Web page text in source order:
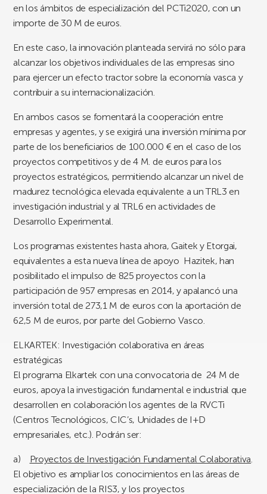
en los ámbitos de especialización del PCTi2020, con un
importe de 30 M de euros.
En este caso, la innovación planteada servirá no sólo para
alcanzar los objetivos individuales de las empresas sino
para ejercer un efecto tractor sobre la economía vasca y
contribuir a su internacionalización.
En ambos casos se fomentará la cooperación entre
empresas y agentes, y se exigirá una inversión mínima por
parte de los beneficiarios de 100.000 € en el caso de los
proyectos competitivos y de 4 M. de euros para los
proyectos estratégicos, permitiendo alcanzar un nivel de
madurez tecnológica elevada equivalente a un TRL3 en
investigación industrial y al TRL6 en actividades de
Desarrollo Experimental.
Los programas existentes hasta ahora, Gaitek y Etorgai,
equivalentes a esta nueva línea de apoyo Hazitek, han
posibilitado el impulso de 825 proyectos con la
participación de 957 empresas en 2014, y apalancó una
inversión total de 273,1 M de euros con la aportación de
62,5 M de euros, por parte del Gobierno Vasco.
ELKARTEK: Investigación colaborativa en áreas
estratégicas
El programa Elkartek con una convocatoria de 24 M de
euros, apoya la investigación fundamental e industrial que
desarrollen en colaboración los agentes de la RVCTi
(Centros Tecnológicos, CIC’s, Unidades de I+D
empresariales, etc.). Podrán ser:
a) Proyectos de Investigación Fundamental Colaborativa.
El objetivo es ampliar los conocimientos en las áreas de
especialización de la RIS3, y los proyectos